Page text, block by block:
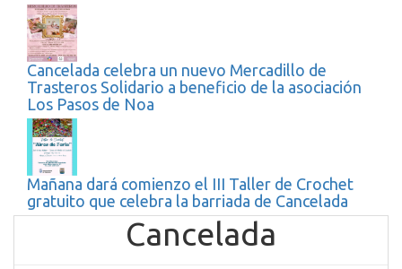
Cancelada celebra un nuevo Mercadillo de
Trasteros Solidario a beneficio de la asociación
Los Pasos de Noa
Mañana dará comienzo el III Taller de Crochet
gratuito que celebra la barriada de Cancelada
Cancelada